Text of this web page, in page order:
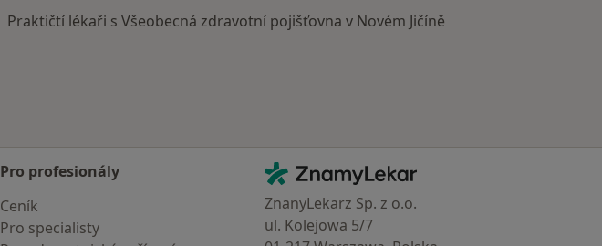
Praktičtí lékaři s Všeobecná zdravotní pojišťovna v Novém Jičíně
Pro profesionály
Ceník
Pro specialisty
Kontakt
ZnamyLekar - Hlavní stránka
ZnanyLekarz Sp. z o.o.
ul. Kolejowa 5/7